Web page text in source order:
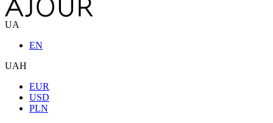
UA
EN
UAH
EUR
USD
PLN